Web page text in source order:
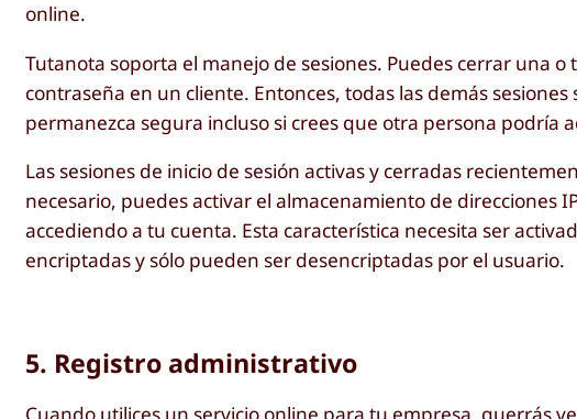
online.
Tutanota soporta el manejo de sesiones. Puedes cerrar una
contraseña en un cliente. Entonces, todas las demás
permanezca segura incluso si crees que otra persona podría
Las sesiones de inicio de sesión activas y cerradas
necesario, puedes activar el almacenamiento de direcciones
accediendo a tu cuenta. Esta característica necesita ser
encriptadas y sólo pueden ser desencriptadas por el usuario.
5. Registro administrativo